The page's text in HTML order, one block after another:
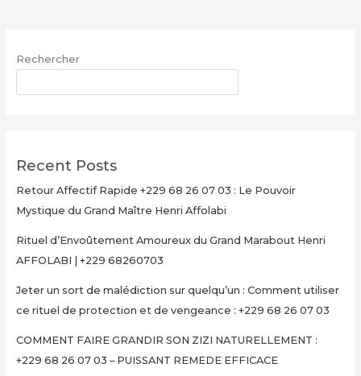
|
68260703
Rechercher
Recent Posts
Retour Affectif Rapide +229 68 26 07 03 : Le Pouvoir
Mystique du Grand Maître Henri Affolabi
Rituel d’Envoûtement Amoureux du Grand Marabout Henri
AFFOLABI | +229 68260703
Jeter un sort de malédiction sur quelqu’un : Comment utiliser
ce rituel de protection et de vengeance : +229 68 26 07 03
COMMENT FAIRE GRANDIR SON ZIZI NATURELLEMENT :
+229 68 26 07 03 – PUISSANT REMEDE EFFICACE